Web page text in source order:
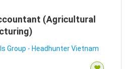
(Agricultural
Group - Headhunter Vietnam